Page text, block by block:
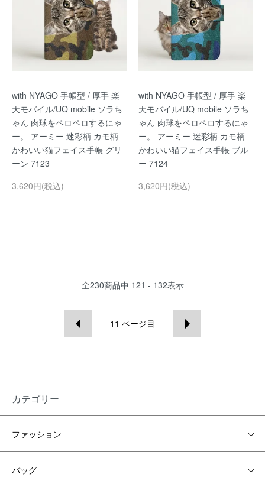
with NYAGO 手帳型 / 厚手 楽
天モバイル/UQ mobile ソラち
ゃん 肉球をペロペロするにゃ
ー。 アーミー 迷彩柄 カモ柄
かわいい猫フェイス手帳 グリ
ーン 7123
3,620円(税込)
with NYAGO 手帳型 / 厚手 楽
天モバイル/UQ mobile ソラち
ゃん 肉球をペロペロするにゃ
ー。 アーミー 迷彩柄 カモ柄
かわいい猫フェイス手帳 ブル
ー 7124
3,620円(税込)
全230商品中 121 - 132表示
11 ページ目
カテゴリー
ファッション
バッグ